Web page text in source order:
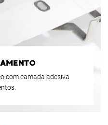
com camada adesiva